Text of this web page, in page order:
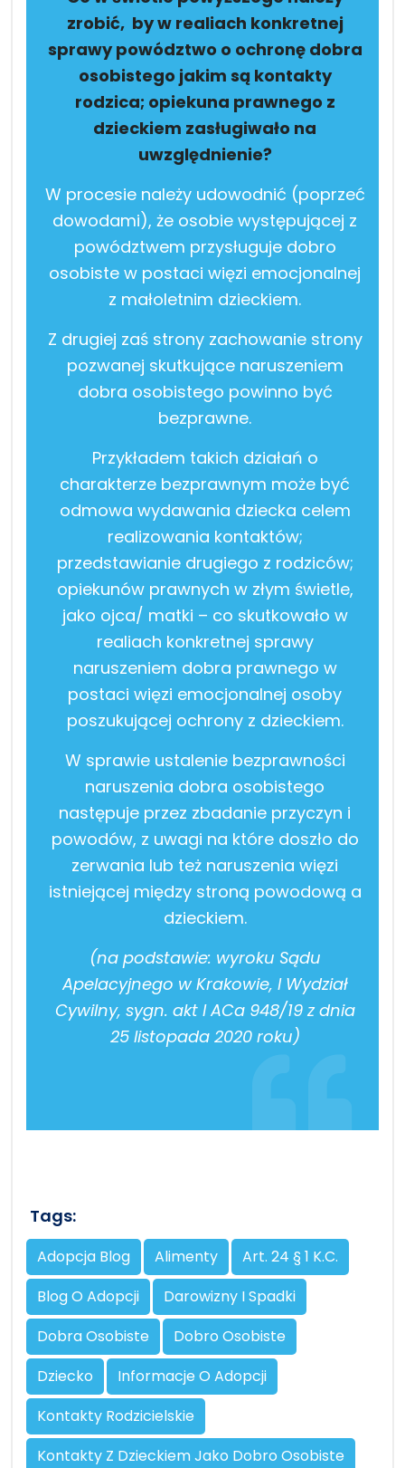
zrobić, by w realiach konkretnej
sprawy powództwo o ochronę dobra
osobistego jakim są kontakty
rodzica; opiekuna prawnego z
dzieckiem zasługiwało na
uwzględnienie?
W procesie należy udowodnić (poprzeć
dowodami), że osobie występującej z
powództwem przysługuje dobro
osobiste w postaci więzi emocjonalnej
z małoletnim dzieckiem.
Z drugiej zaś strony zachowanie strony
pozwanej skutkujące naruszeniem
dobra osobistego powinno być
bezprawne.
Przykładem takich działań o
charakterze bezprawnym może być
odmowa wydawania dziecka celem
realizowania kontaktów;
przedstawianie drugiego z rodziców;
opiekunów prawnych w złym świetle,
jako ojca/ matki – co skutkowało w
realiach konkretnej sprawy
naruszeniem dobra prawnego w
postaci więzi emocjonalnej osoby
poszukującej ochrony z dzieckiem.
W sprawie ustalenie bezprawności
naruszenia dobra osobistego
następuje przez zbadanie przyczyn i
powodów, z uwagi na które doszło do
zerwania lub też naruszenia więzi
istniejącej między stroną powodową a
dzieckiem.
(na podstawie: wyroku Sądu
Apelacyjnego w Krakowie, I Wydział
Cywilny, sygn. akt I ACa 948/19 z dnia
25 listopada 2020 roku)
Tags:
Adopcja Blog Alimenty
Art. 24 § 1 K.c.
Blog O Adopcji
Darowizny I Spadki
Dobra Osobiste
Dobro Osobiste
Dziecko
Informacje O Adopcji
Kontakty Rodzicielskie
Kontakty Z Dzieckiem Jako Dobro Osobiste